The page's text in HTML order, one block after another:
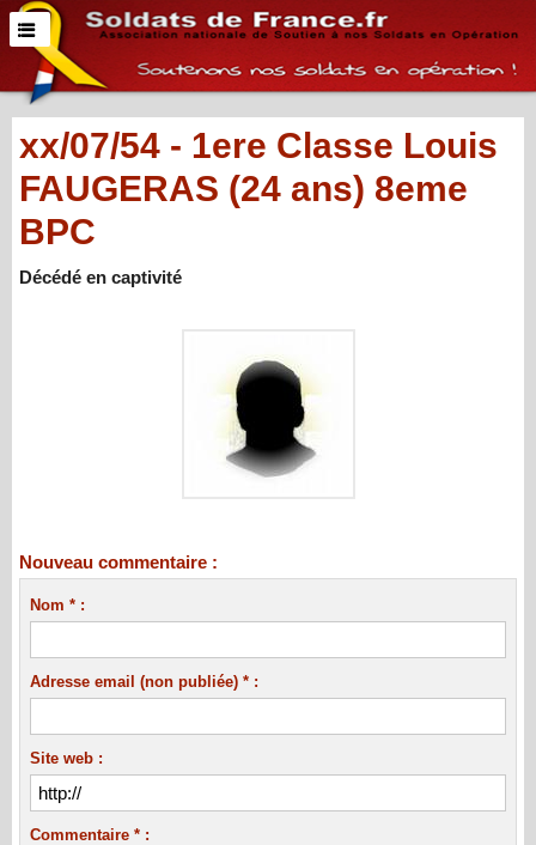
xx/07/54 - 1ere Classe Louis
FAUGERAS (24 ans) 8eme
BPC
Décédé en captivité
Nouveau commentaire :
Nom * :
Adresse email (non publiée) * :
Site web :
Commentaire * :